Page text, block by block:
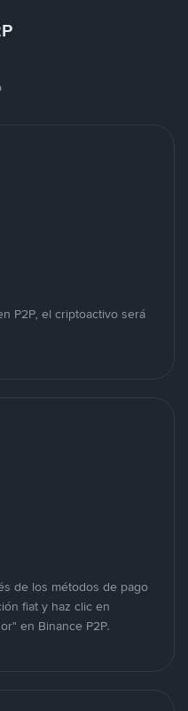
P2P, el criptoactivo será
de los métodos de pago
fiat y haz clic en
en Binance P2P.